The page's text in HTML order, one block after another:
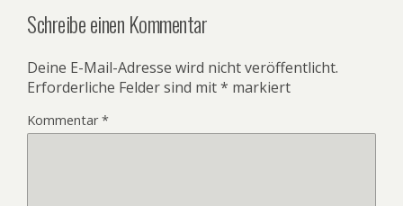
Schreibe einen Kommentar
Deine E-Mail-Adresse wird nicht veröffentlicht.
Erforderliche Felder sind mit* markiert
Kommentar*